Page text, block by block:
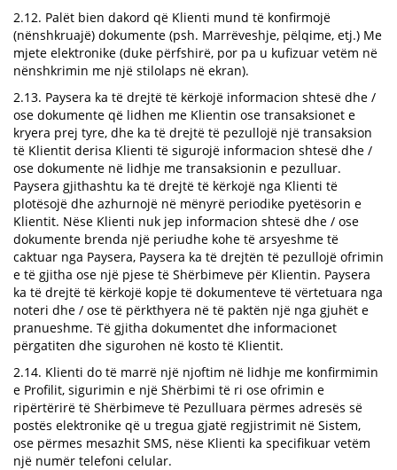
2.12. Palët bien dakord që Klienti mund të konfirmojë
(nënshkruajë) dokumente (psh. Marrëveshje, pëlqime, etj.) Me
mjete elektronike (duke përfshirë, por pa u kufizuar vetëm në
nënshkrimin me një stilolaps në ekran).
2.13. Paysera ka të drejtë të kërkojë informacion shtesë dhe /
ose dokumente që lidhen me Klientin ose transaksionet e
kryera prej tyre, dhe ka të drejtë të pezullojë një transaksion
të Klientit derisa Klienti të sigurojë informacion shtesë dhe /
ose dokumente në lidhje me transaksionin e pezulluar.
Paysera gjithashtu ka të drejtë të kërkojë nga Klienti të
plotësojë dhe azhurnojë në mënyrë periodike pyetësorin e
Klientit. Nëse Klienti nuk jep informacion shtesë dhe / ose
dokumente brenda një periudhe kohe të arsyeshme të
caktuar nga Paysera, Paysera ka të drejtën të pezullojë ofrimin
e të gjitha ose një pjese të Shërbimeve për Klientin. Paysera
ka të drejtë të kërkojë kopje të dokumenteve të vërtetuara nga
noteri dhe / ose të përkthyera në të paktën një nga gjuhët e
pranueshme. Të gjitha dokumentet dhe informacionet
përgatiten dhe sigurohen në kosto të Klientit.
2.14. Klienti do të marrë një njoftim në lidhje me konfirmimin
e Profilit, sigurimin e një Shërbimi të ri ose ofrimin e
ripërtërirë të Shërbimeve të Pezulluara përmes adresës së
postës elektronike që u tregua gjatë regjistrimit në Sistem,
ose përmes mesazhit SMS, nëse Klienti ka specifikuar vetëm
një numër telefoni celular.